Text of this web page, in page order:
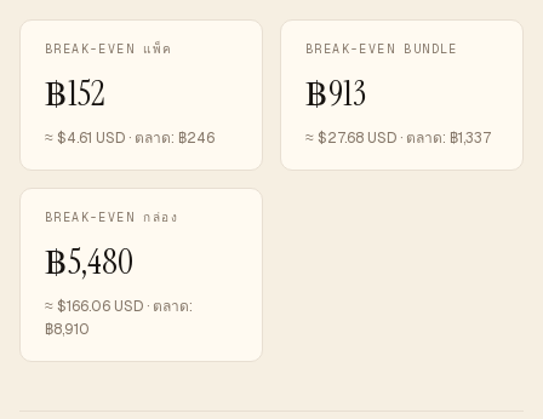
BREAK-EVEN แพ็ค
฿152
≈ $4.61 USD · ตลาด: ฿246
BREAK-EVEN BUNDLE
฿913
≈ $27.68 USD · ตลาด: ฿1,337
BREAK-EVEN กล่อง
฿5,480
≈ $166.06 USD · ตลาด:
฿8,910